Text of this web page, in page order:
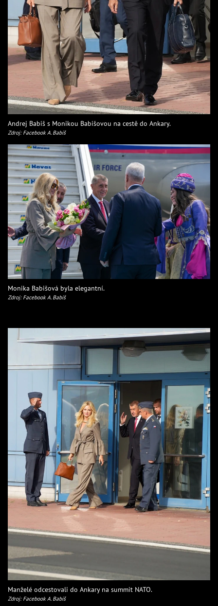
Andrej Babiš s Monikou Babišovou na cestě do Ankary.
Zdroj: Facebook A. Babiš
Monika Babišová byla elegantní.
Zdroj: Facebook A. Babiš
Manželé odcestovali do Ankary na summit NATO.
Zdroj: Facebook A. Babiš